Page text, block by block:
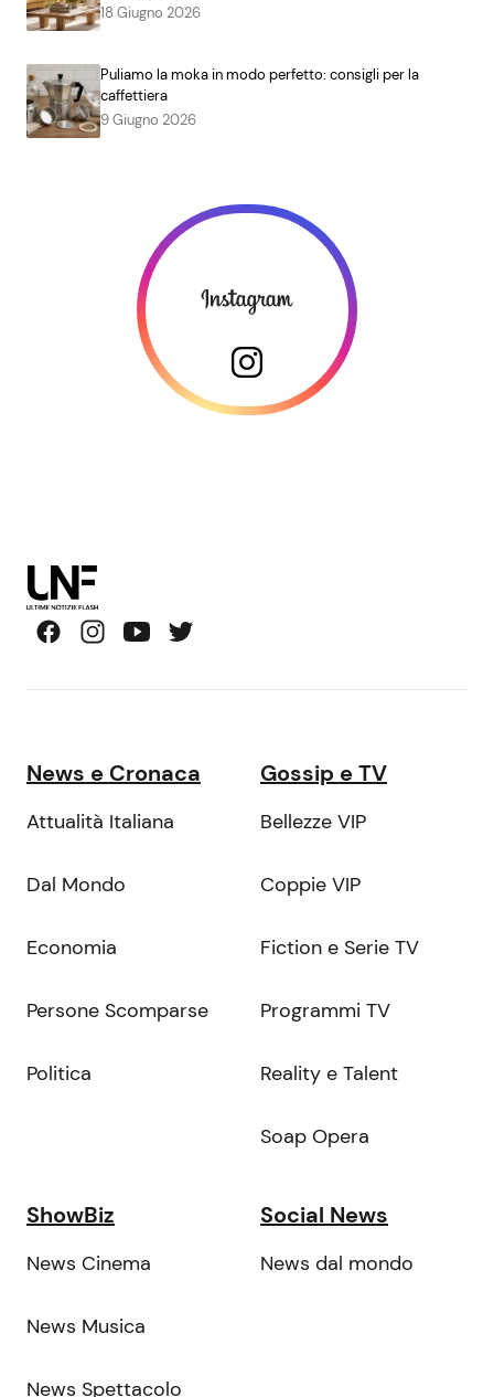
18 Giugno 2026
Puliamo la moka in modo perfetto: consigli per la
caffettiera
9 Giugno 2026
News e Cronaca
Attualità Italiana
Dal Mondo
Economia
Persone Scomparse
Politica
Gossip e TV
Bellezze VIP
Coppie VIP
Fiction e Serie TV
Programmi TV
Reality e Talent
Soap Opera
ShowBiz
News Cinema
News Musica
News Spettacolo
Social News
News dal mondo